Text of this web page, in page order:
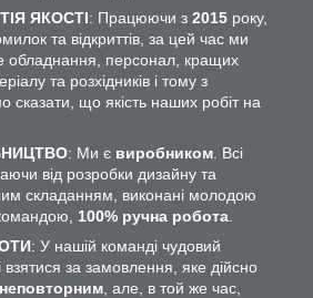
ЯКОСТІ: Працюючи з 2015 року,
та відкриттів, за цей час ми
обладнання, персонал, кращих
та розхідників і тому з
сказати, що якість наших робіт на
: Ми є виробником . Всі
від розробки дизайну та
складанням, виконані молодою
100% ручна робота
: У нашій команді чудовий
взятися за замовлення, яке дійсно
, але, в той же час,